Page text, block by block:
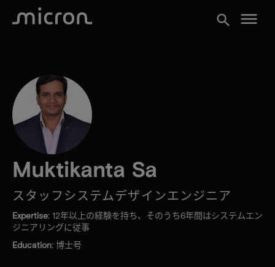
search menu
Muktikanta Sa
スタッフシステムデザインエンジニア
Expertise: 12年以上の経験を持ち、そのうち6年間はシステムエン
ジニアリングに従事
Education: 博士号